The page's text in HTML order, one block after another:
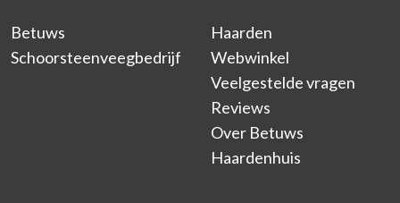
Betuws
Schoorsteenveegbedrijf
Haarden
Webwinkel
Veelgestelde vragen
Reviews
Over Betuws
Haardenhuis